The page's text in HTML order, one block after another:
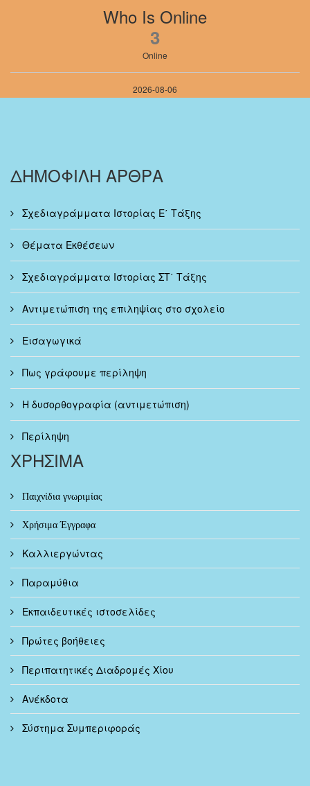
Who Is Online
3
Online
2026-08-06
ΔΗΜΟΦΙΛΗ ΑΡΘΡΑ
Σχεδιαγράμματα Ιστορίας Ε΄ Τάξης
Θέματα Εκθέσεων
Σχεδιαγράμματα Ιστορίας ΣΤ΄ Τάξης
Αντιμετώπιση της επιληψίας στο σχολείο
Εισαγωγικά
Πως γράφουμε περίληψη
Η δυσορθογραφία (αντιμετώπιση)
Περίληψη
ΧΡΗΣΙΜΑ
Παιχνίδια γνωριμίας
Χρήσιμα Έγγραφα
Καλλιεργώντας
Παραμύθια
Εκπαιδευτικές ιστοσελίδες
Πρώτες βοήθειες
Περιπατητικές Διαδρομές Χίου
Ανέκδοτα
Σύστημα Συμπεριφοράς